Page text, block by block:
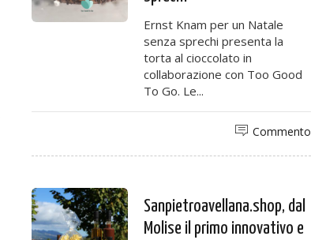
Ernst Knam per un Natale
senza sprechi presenta la
torta al cioccolato in
collaborazione con Too Good
To Go. Le...
Commento
Sanpietroavellana.shop, dal
Molise il primo innovativo e